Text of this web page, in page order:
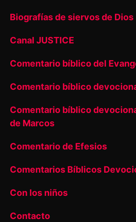
Biografías de siervos de Dios
Canal JUSTICE
Comentario bíblico del
Comentario bíblico
Comentario bíblico
de Marcos
Comentario de Efesios
Comentarios Bíblicos
Con los niños
Contacto